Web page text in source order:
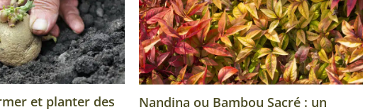
et planter des
Nandina ou Bambou Sacré : un